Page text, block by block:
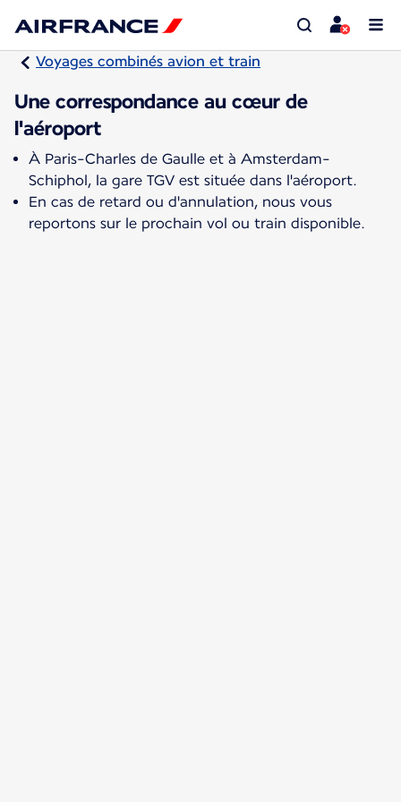
Voyages combinés avion et train
Une correspondance au cœur de
l'aéroport
À Paris-Charles de Gaulle et à Amsterdam-
Schiphol, la gare TGV est située dans l'aéroport.
En cas de retard ou d'annulation, nous vous
reportons sur le prochain vol ou train disponible.